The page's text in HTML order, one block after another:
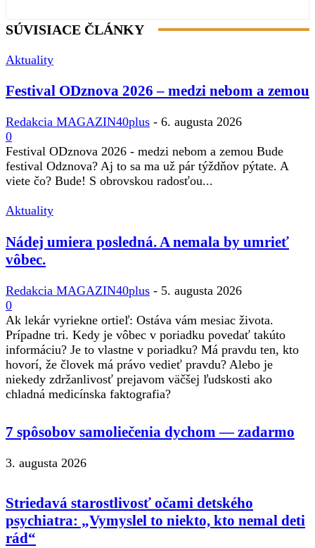
SÚVISIACE ČLÁNKY
Aktuality
Festival ODznova 2026 – medzi nebom a zemou
Redakcia MAGAZIN40plus - 6. augusta 2026
0
Festival ODznova 2026 - medzi nebom a zemou Bude
festival Odznova? Aj to sa ma už pár týždňov pýtate. A
viete čo? Bude! S obrovskou radosťou...
Aktuality
Nádej umiera posledná. A nemala by umrieť
vôbec.
Redakcia MAGAZIN40plus - 5. augusta 2026
0
Ak lekár vyriekne ortieľ: Ostáva vám mesiac života.
Prípadne tri. Kedy je vôbec v poriadku povedať takúto
informáciu? Je to vlastne v poriadku? Má pravdu ten, kto
hovorí, že človek má právo vedieť pravdu? Alebo je
niekedy zdržanlivosť prejavom väčšej ľudskosti ako
chladná medicínska faktografia?
7 spôsobov samoliečenia dychom — zadarmo
3. augusta 2026
Striedavá starostlivosť očami detského
psychiatra: „Vymyslel to niekto, kto nemal deti
rád“